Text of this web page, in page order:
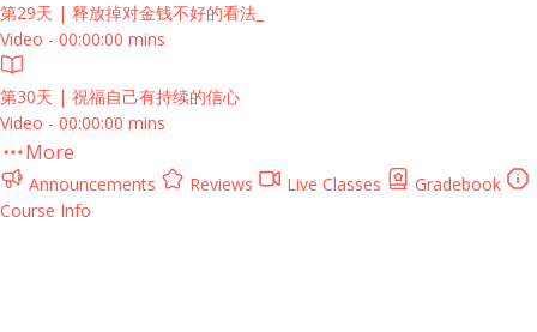
第29天 | 释放掉对金钱不好的看法_
Video - 00:00:00 mins
第30天 | 祝福自己有持续的信心
Video - 00:00:00 mins
More
Announcements Reviews Live Classes
Gradebook
Course Info